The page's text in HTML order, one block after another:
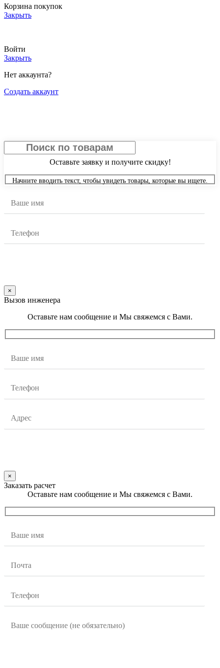
Корзина покупок
Закрыть
Войти
Закрыть
Нет аккаунта?
Создать аккаунт
Начните вводить текст, чтобы увидеть товары, которые вы ищете.
Получить скидку
Оставьте заявку и получите скидку!
×
Вызов инженера
Оставьте нам сообщение и Мы свяжемся с Вами.
×
Заказать расчет
Оставьте нам сообщение и Мы свяжемся с Вами.